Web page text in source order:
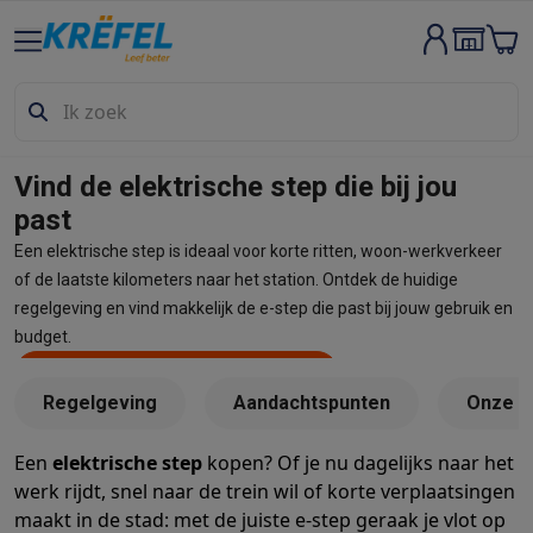
Groot elektro & inbouw
VaatwassersVaatwassers
Inbouwtoestellen Inbouw vaatwassers Inbouw ovens
Ovens & microgolfovensOvensMicrogolfovens
Kookplaten
DampkappenDampkappen
FornuizenFornuizenGemengde fornuizenElektrische fornuizen
Kleine inbouwtoestellenWarmhoudladesEspresso- &
Kleine keukenapparaten
OntbijtWaterkokers BroodroostersBroodbakmachines
Robots & mixersKeukenmachinesKeukenrobotsMixers
Koken & stomen MulticookersRijst- en stoomkokers
Fun cookingGourmet toestellenFondueRacletteTeppanYaki
Vind de elektrische step die bij jou
past
Een elektrische step is ideaal voor korte ritten, woon-werkverkeer
of de laatste kilometers naar het station. Ontdek de huidige
regelgeving en vind makkelijk de e-step die past bij jouw gebruik en
budget.
Regelgeving
Aandachtspunten Onze
Een elektrische step kopen? Of je nu dagelijks naar het
werk rijdt, snel naar de trein wil of korte verplaatsingen
maakt in de stad: met de juiste e-step geraak je vlot op